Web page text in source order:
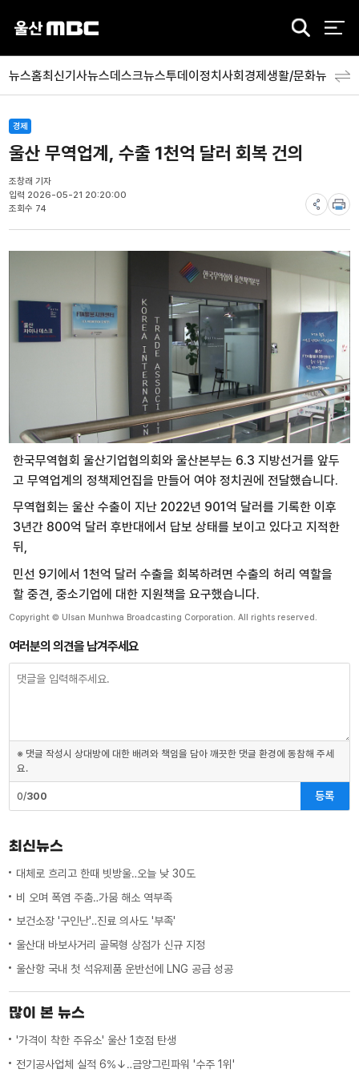
검
뉴스홈최신기사뉴스데스크뉴스투데이정치사회경제생활/문화뉴스특
경제
울산 무역업계, 수출 1천억 달러 회복 건의
조창래 기자
입력 2026-05-21 20:20:00
조회수 74
한국무역협회 울산기업협의회와 울산본부는 6.3 지방선거를 앞두
고 무역업계의 정책제언집을 만들어 여야 정치권에 전달했습니다.
무역협회는 울산 수출이 지난 2022년 901억 달러를 기록한 이후
3년간 800억 달러 후반대에서 답보 상태를 보이고 있다고 지적한
뒤,
민선 9기에서 1천억 달러 수출을 회복하려면 수출의 허리 역할을
할 중견, 중소기업에 대한 지원책을 요구했습니다.
Copyright © Ulsan Munhwa Broadcasting Corporation. All rights reserved.
여러분의 의견을 남겨주세요
※ 댓글 작성시 상대방에 대한 배려와 책임을 담아 깨끗한 댓글 환경에 동참해 주세
요.
0/300 등록
최신뉴스
대체로 흐리고 한때 빗방울‥오늘 낮 30도
비 오며 폭염 주춤‥가뭄 해소 역부족
보건소장 '구인난'‥진료 의사도 '부족'
울산대 바보사거리 골목형 상점가 신규 지정
울산항 국내 첫 석유제품 운반선에 LNG 공급 성공
많이 본 뉴스
'가격이 착한 주유소' 울산 1호점 탄생
전기공사업체 실적 6%↓‥금양그린파워 '수주 1위'